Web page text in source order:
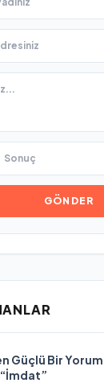
GÖNDER
Güçlü Bir